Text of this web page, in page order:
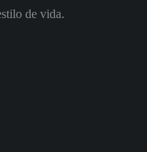
de vida.